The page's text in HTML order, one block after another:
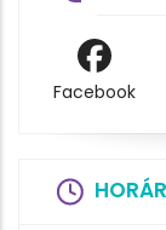
Facebook